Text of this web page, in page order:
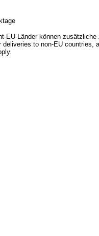
EU-Länder können zusätzliche
deliveries to non-EU countries,